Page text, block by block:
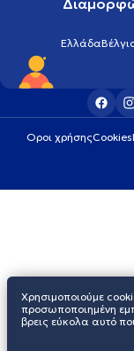
Ελλάδα
Οροι χρήσηςCookies
Χρησιμοποιούμε
προσωποποιημένη
βρεις εύκολα αυτό